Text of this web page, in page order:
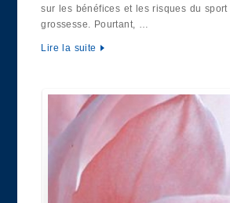
sur les bénéfices et les risques du
grossesse. Pourtant, …
Lire la suite